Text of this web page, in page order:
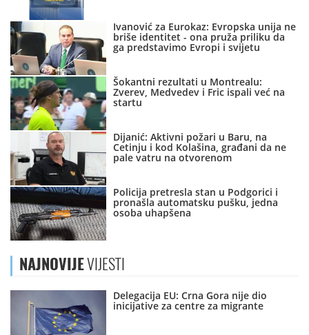
Ivanović za Eurokaz: Evropska unija ne
briše identitet - ona pruža priliku da
ga predstavimo Evropi i svijetu
Šokantni rezultati u Montrealu:
Zverev, Medvedev i Fric ispali već na
startu
Dijanić: Aktivni požari u Baru, na
Cetinju i kod Kolašina, građani da ne
pale vatru na otvorenom
Policija pretresla stan u Podgorici i
pronašla automatsku pušku, jedna
osoba uhapšena
NAJNOVIJEVIJESTI
Delegacija EU: Crna Gora nije dio
inicijative za centre za migrante